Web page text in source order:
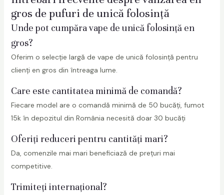
gros de pufuri de unică folosință
Unde pot cumpăra vape de unică folosință en
gros?
Oferim o selecție largă de vape de unică folosință pentru
clienți en gros din întreaga lume.
Care este cantitatea minimă de comandă?
Fiecare model are o comandă minimă de 50 bucăți, fumot
15k în depozitul din România necesită doar 30 bucăți
Oferiți reduceri pentru cantități mari?
Da, comenzile mai mari beneficiază de prețuri mai
competitive.
Trimiteți internațional?